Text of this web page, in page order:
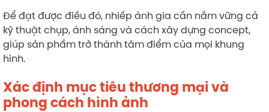
Để đạt được điều đó, nhiếp ảnh gia cần nắm vững cả
kỹ thuật chụp, ánh sáng và cách xây dựng concept,
giúp sản phẩm trở thành tâm điểm của mọi khung
hình.
Xác định mục tiêu thương mại và
phong cách hình ảnh